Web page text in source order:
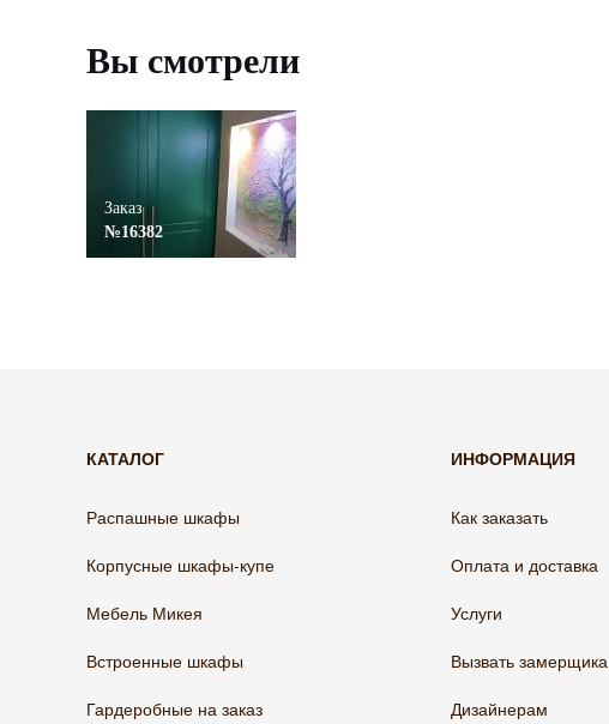
Вы смотрели
Заказ
№16382
КАТАЛОГ
Распашные шкафы
Корпусные шкафы-купе
Мебель Микея
Встроенные шкафы
Гардеробные на заказ
ИНФОРМАЦИЯ
Как заказать
Оплата и доставка
Услуги
Вызвать замерщика
Дизайнерам